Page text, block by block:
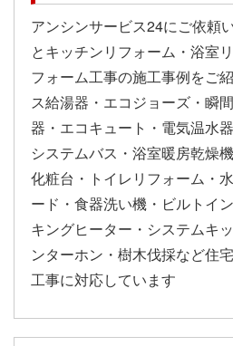
アンシンサービス24にご依頼
とキッチンリフォーム・浴室
フォーム工事の施工事例をご
ス給湯器・エコジョーズ・瞬
器・エコキュート・電気温水
システムバス・浴室暖房乾燥
化粧台・トイレリフォーム・
ード・食器洗い機・ビルトイ
キングヒーター・システムキ
ンターホン・樹木伐採など住
工事に対応しています